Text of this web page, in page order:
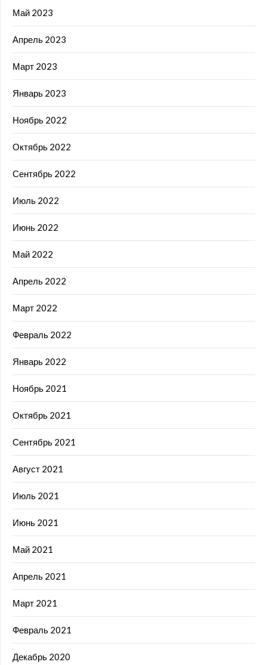
Май 2023
Апрель 2023
Март 2023
Январь 2023
Ноябрь 2022
Октябрь 2022
Сентябрь 2022
Июль 2022
Июнь 2022
Май 2022
Апрель 2022
Март 2022
Февраль 2022
Январь 2022
Ноябрь 2021
Октябрь 2021
Сентябрь 2021
Август 2021
Июль 2021
Июнь 2021
Май 2021
Апрель 2021
Март 2021
Февраль 2021
Декабрь 2020